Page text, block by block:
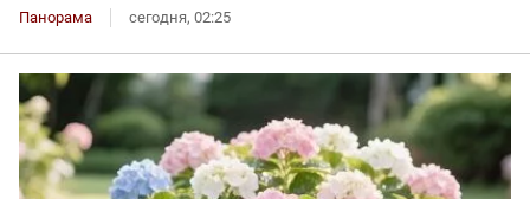
Панорама сегодня, 02:25